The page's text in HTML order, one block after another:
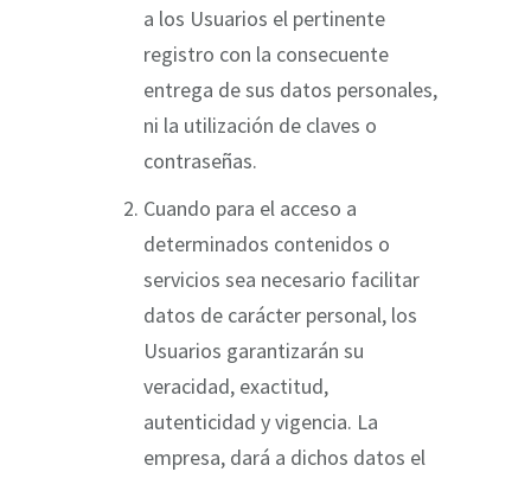
a los Usuarios el pertinente
registro con la consecuente
entrega de sus datos personales,
ni la utilización de claves o
contraseñas.
Cuando para el acceso a
determinados contenidos o
servicios sea necesario facilitar
datos de carácter personal, los
Usuarios garantizarán su
veracidad, exactitud,
autenticidad y vigencia. La
empresa, dará a dichos datos el